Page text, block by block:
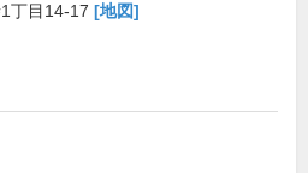
丁目14-17 [地図]